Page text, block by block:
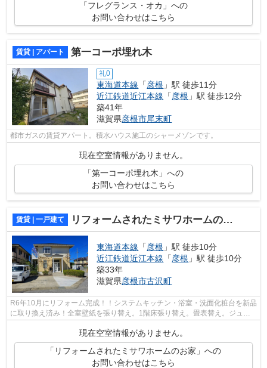
「フレグランス・オカ」への
お問い合わせはこちら
賃貸 | アパート 第一コーポ埋れ木
礼0
東海道本線 「彦根 」駅 徒歩11分
近江鉄道近江本線 「彦根 」駅 徒歩12分
築41年
滋賀県彦根市尾末町
都市ガスの賃貸アパート。積水ハウス施工のシャーメゾンです。
現在空室情報がありません。
「第一コーポ埋れ木」への
お問い合わせはこちら
賃貸 | 一戸建て リフォームされたミサワホームのお家
東海道本線 「彦根 」駅 徒歩10分
近江鉄道近江本線 「彦根 」駅 徒歩10分
築33年
滋賀県彦根市古沢町
R6年10月にリフォーム完成！！システムキッチン・浴室・洗面化粧台を新品
に取り換え済み！全室壁紙を張り替え。1階床張り替え。畳表替え。ジュー
タン張替。宅配ボックスも新たに設置し...
現在空室情報がありません。
「リフォームされたミサワホームのお家」への
お問い合わせはこちら